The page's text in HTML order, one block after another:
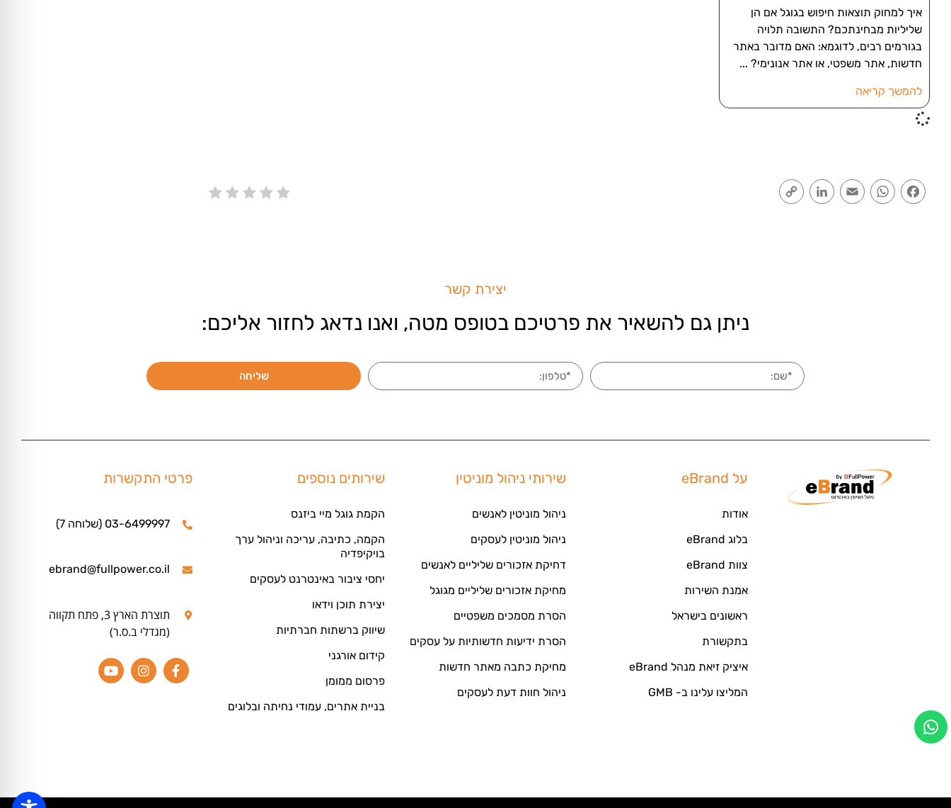
איך למחוק תוצאות חיפוש בגוגל אם הן
שליליות מבחינתכם? התשובה תלויה
בגורמים רבים, לדוגמא: האם מדובר באתר
חדשות, אתר משפטי, או אתר אנונימי?
להמשך קריאה
Facebook
WhatsApp
Email
LinkedIn
יצירת קשר
ניתן גם להשאיר את פרטיכם בטופס מטה, ואנו נדאג לחזור אליכם:
שליחה
על eBrand
אודות
בלוג eBrand
צוות eBrand
אמנת השירות
ראשונים בישראל
בתקשורת
איציק זיאת מנהל eBrand
המליצו עלינו ב- GMB
שירותי ניהול מוניטין
ניהול מוניטין לאנשים
ניהול מוניטין לעסקים
דחיקת אזכורים שליליים לאנשים
מחיקת אזכורים שליליים מגוגל
הסרת מסמכים משפטיים
הסרת ידיעות חדשותיות על עסקים
מחיקת כתבה מאתר חדשות
ניהול חוות דעת לעסקים
שירותים נוספים
הקמת גוגל מיי ביזנס
הקמה, כתיבה, עריכה וניהול ערך
בויקיפדיה
יחסי ציבור באינטרנט לעסקים
יצירת תוכן וידאו
שיווק ברשתות חברתיות
קידום אורגני
פרסום ממומן
בניית אתרים, עמודי נחיתה ובלוגים
פרטי התקשרות
03-6499997 (שלוחה 7)
ebrand@fullpower.co.il
תוצרת הארץ 3, פתח תקווה
(מגדלי ב.ס.ר)